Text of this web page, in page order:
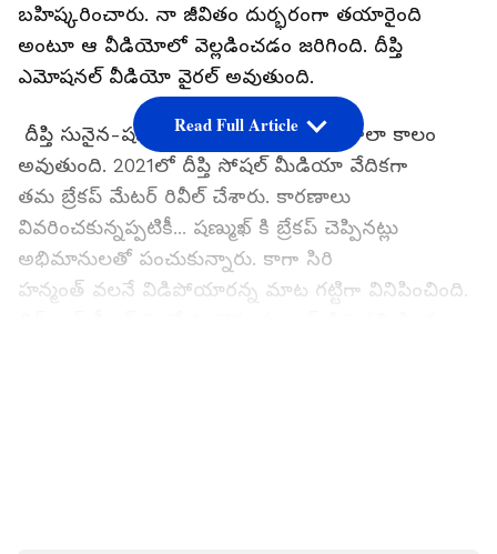
బహిష్కరించారు. నా జీవితం దుర్భరంగా తయారైంది
అంటూ ఆ వీడియోలో వెల్లడించడం జరిగింది. దీప్తి
ఎమోషనల్ వీడియో వైరల్ అవుతుంది.
దీప్తి సునైన-షణ్ముఖ్ జస్వంత్ విడిపోయి చాలా కాలం
అవుతుంది. 2021లో దీప్తి సోషల్ మీడియా వేదికగా
తమ బ్రేకప్ మేటర్ రివీల్ చేశారు. కారణాలు
వివరించకున్నప్పటికీ... షణ్ముఖ్ కి బ్రేకప్ చెప్పినట్లు
అభిమానులతో పంచుకున్నారు. కాగా సిరి
హన్మంత్ వలనే విడిపోయారన్న మాట గట్టిగా వినిపించింది.
Read Full Article